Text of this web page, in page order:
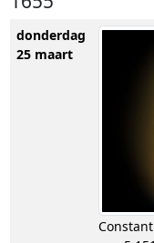
donderdag
25 maart